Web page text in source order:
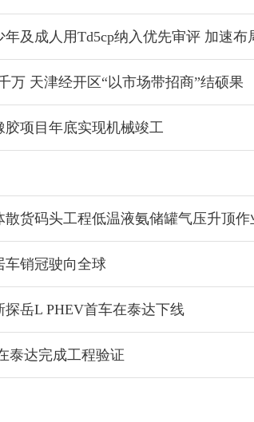
及成人用Td5cp纳入优先审评 加速
万 天津经开区“以市场带招商”结硕果
项目年底实现机械竣工
货码头工程低温液氨储罐气压升顶
车销冠驶向全球
岳L PHEV首车在泰达下线
泰达完成工程验证